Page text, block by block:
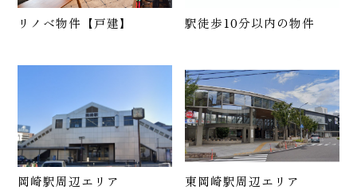
リノベ物件【戸建】 駅徒歩10分以内の物件
岡崎駅周辺エリア 東岡崎駅周辺エリア